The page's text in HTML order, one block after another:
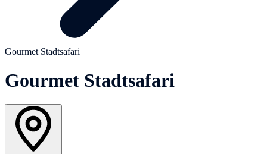
Gourmet Stadtsafari
Gourmet Stadtsafari